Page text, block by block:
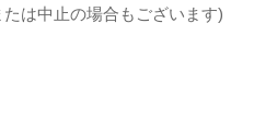
は中止の場合もございます)